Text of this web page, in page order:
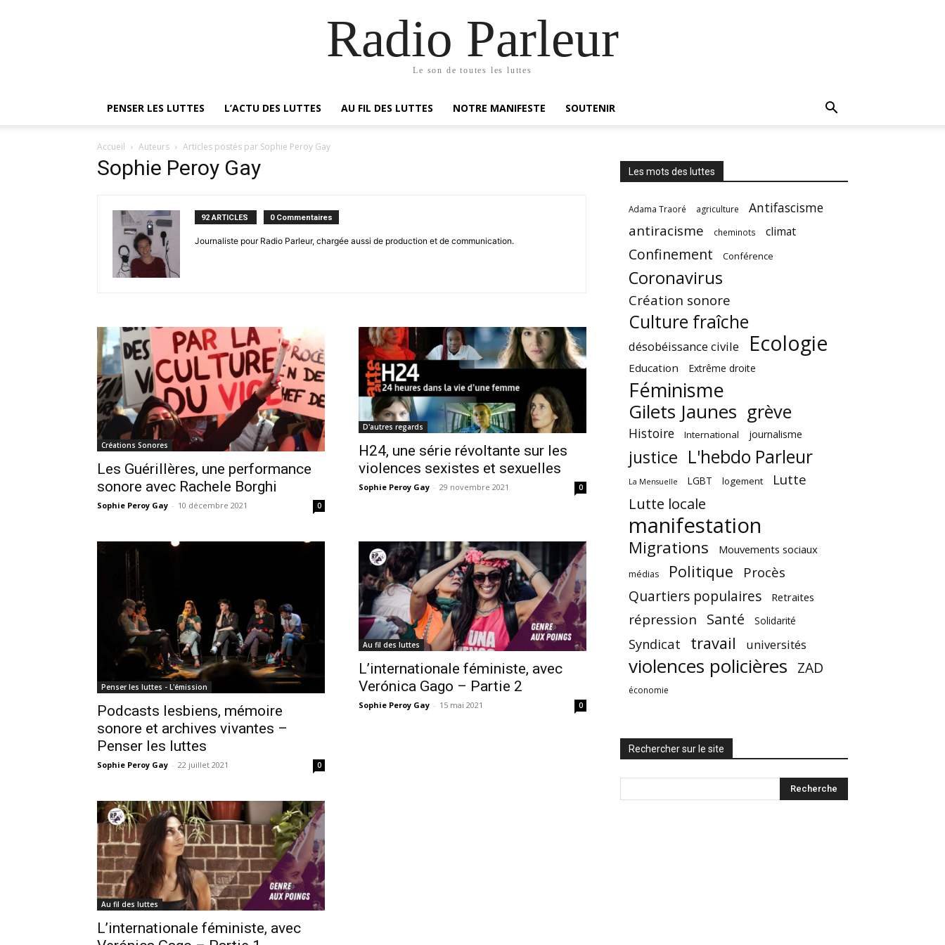
Radio Parleur
Le son de toutes les luttes
PENSER LES LUTTES L’ACTU DES LUTTES AU FIL DES LUTTES NOTRE MANIFESTE SOUTENIR
Accueil Auteurs Articles postés par Sophie Peroy Gay
Sophie Peroy Gay
92 ARTICLES 0 Commentaires
Journaliste pour Radio Parleur, chargée aussi de production et de communication.
Créations Sonores
Les Guérillères, une performance
sonore avec Rachele Borghi
Sophie Peroy Gay - 10 décembre 2021 0
D'autres regards
H24, une série révoltante sur les
violences sexistes et sexuelles
Sophie Peroy Gay - 29 novembre 2021 0
Penser les luttes - L'émission
Podcasts lesbiens, mémoire
sonore et archives vivantes –
Penser les luttes
Sophie Peroy Gay - 22 juillet 2021 0
Au fil des luttes
L’internationale féministe, avec
Verónica Gago – Partie 2
Sophie Peroy Gay - 15 mai 2021 0
Au fil des luttes
L’internationale féministe, avec
Les mots des luttes
Adama Traoré agriculture Antifascisme
antiracisme cheminots climat
Confinement Conférence
Coronavirus
Création sonore
Culture fraîche
désobéissance civile Ecologie
Education Extrême droite
Féminisme
Gilets Jaunes grève
Histoire International journalisme
justice L'hebdo Parleur
La Mensuelle LGBT logement Lutte
Lutte locale
manifestation
Migrations Mouvements sociaux
médias Politique Procès
Quartiers populaires Retraites
répression Santé Solidarité
Syndicat travail universités
violences policières ZAD
économie
Rechercher sur le site